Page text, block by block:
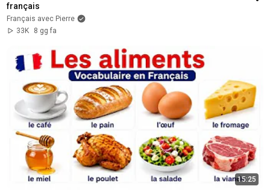
français
Français avec Pierre
33K
8 gg fa
15:25